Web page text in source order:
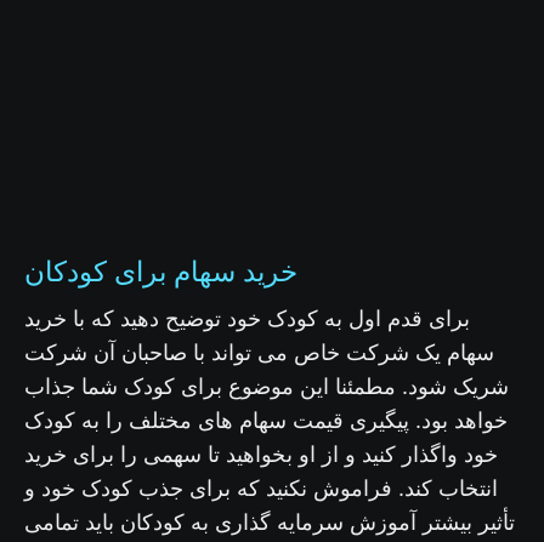
خرید سهام برای کودکان
برای قدم اول به کودک خود توضیح دهید که با خرید
سهام یک شرکت خاص می تواند با صاحبان آن شرکت
شریک شود. مطمئنا این موضوع برای کودک شما جذاب
خواهد بود. پیگیری قیمت سهام های مختلف را به کودک
خود واگذار کنید و از او بخواهید تا سهمی را برای خرید
انتخاب کند. فراموش نکنید که برای جذب کودک خود و
تأثیر بیشتر آموزش سرمایه گذاری به کودکان باید تمامی